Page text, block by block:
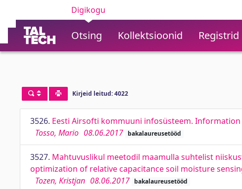
Digikogu
Otsing Kollektsioonid Registrid
Kirjeid leitud: 4022
3526. Eesti Airsofti kommuuni infosüsteem.
Tosso, Mario 08.06.2017 bakalaureusetööd
3527. Mahtuvuslikul meetodil maamulla suhtelist
optimization of relative capacitance soil moisture
Tozen, Kristjan 08.06.2017 bakalaureusetööd